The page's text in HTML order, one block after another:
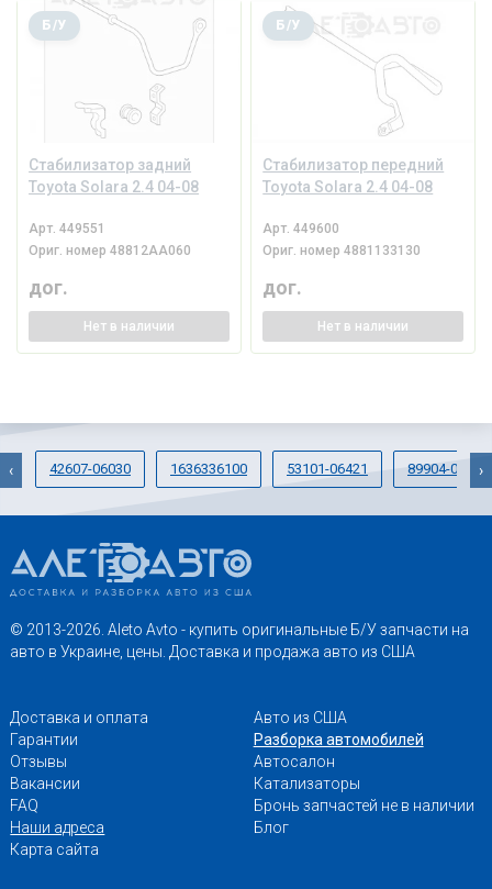
Стабилизатор задний
Toyota Solara 2.4 04-08
Б/У
Арт.449551
Ориг. номер48812AA060
дог.
Нет в наличии
Стабилизатор передний
Toyota Solara 2.4 04-08
Б/У
Арт.449600
Ориг. номер4881133130
дог.
Нет в наличии
42607-06030 1636336100 53101-06421 89904-06220
‹ ›
© 2013-2026. Aleto Avto - купить оригинальные Б/У запчасти на
авто в Украине, цены. Доставка и продажа авто из США
Доставка и оплата
Гарантии
Отзывы
Вакансии
FAQ
Наши адреса
Карта сайта
Авто из США
Разборка автомобилей
Автосалон
Катализаторы
Бронь запчастей не в наличии
Блог